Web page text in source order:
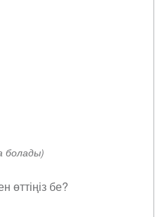
болады)
өттіңіз бе?